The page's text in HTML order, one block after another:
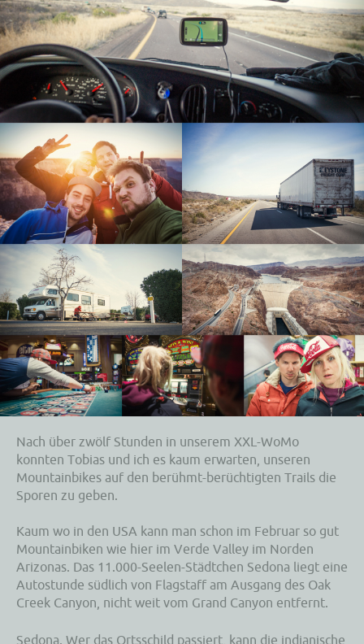
Nach über zwölf Stunden in unserem XXL-WoMo
konnten Tobias und ich es kaum erwarten, unseren
Mountainbikes auf den berühmt-berüchtigten Trails die
Sporen zu geben.
Kaum wo in den USA kann man schon im Februar so gut
Mountainbiken wie hier im Verde Valley im Norden
Arizonas. Das 11.000-Seelen-Städtchen Sedona liegt eine
Autostunde südlich von Flagstaff am Ausgang des Oak
Creek Canyon, nicht weit vom Grand Canyon entfernt.
Sedona. Wer das Ortsschild passiert, kann die indianische